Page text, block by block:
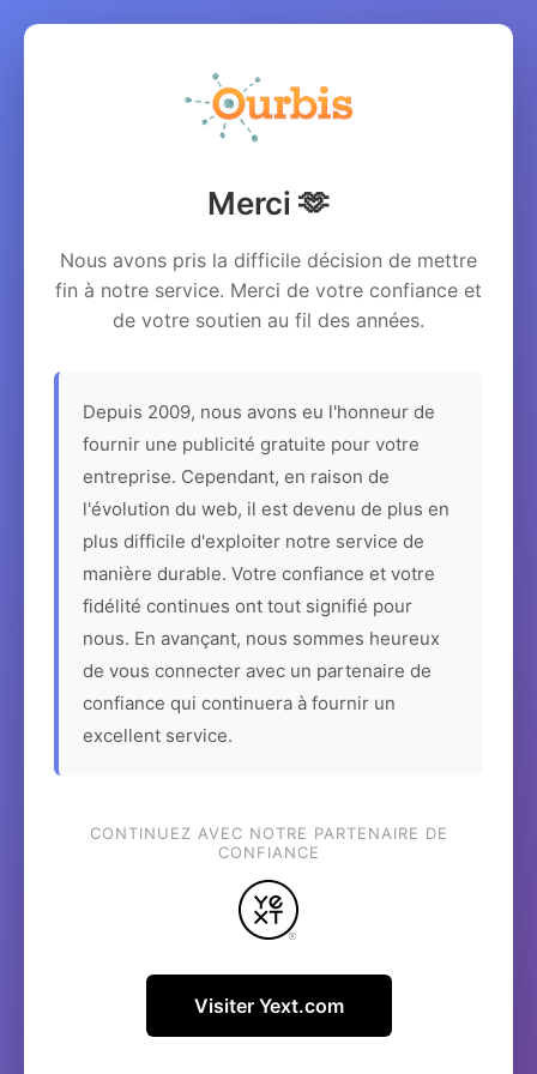
Merci 🫶
Nous avons pris la difficile décision de mettre
fin à notre service. Merci de votre confiance et
de votre soutien au fil des années.
Depuis 2009, nous avons eu l'honneur de
fournir une publicité gratuite pour votre
entreprise. Cependant, en raison de
l'évolution du web, il est devenu de plus en
plus difficile d'exploiter notre service de
manière durable. Votre confiance et votre
fidélité continues ont tout signifié pour
nous. En avançant, nous sommes heureux
de vous connecter avec un partenaire de
confiance qui continuera à fournir un
excellent service.
CONTINUEZ AVEC NOTRE PARTENAIRE DE
CONFIANCE
Visiter Yext.com